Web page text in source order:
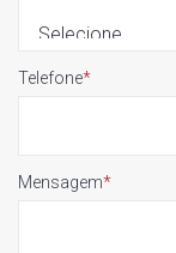
Telefone*
Mensagem*